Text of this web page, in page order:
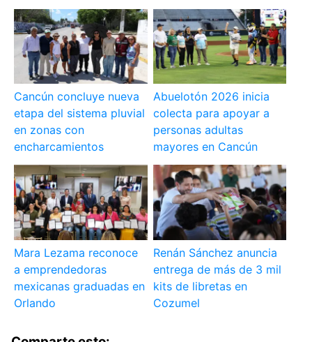
Cancún concluye nueva
etapa del sistema pluvial
en zonas con
encharcamientos
Abuelotón 2026 inicia
colecta para apoyar a
personas adultas
mayores en Cancún
Mara Lezama reconoce
a emprendedoras
mexicanas graduadas en
Orlando
Renán Sánchez anuncia
entrega de más de 3 mil
kits de libretas en
Cozumel